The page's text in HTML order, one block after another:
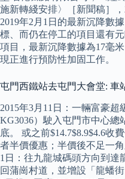
施新轉綫安排〉［新聞稿］
2019年2月1日的最新沉降數
標、而仍在停工的項目還有
項目，最新沉降數據為17毫
現正進行預防性加固工作。
屯門西鐵站去屯門大會堂: 車
2015年3月11日：一輛富豪超
KG3036）駛入屯門市中心總
底。 或之前$14.7$8.9$4.6收
者半價優惠；半價後不足一
1日：往九龍城碼頭方向到達
回蒲崗村道，並增設「龍蟠